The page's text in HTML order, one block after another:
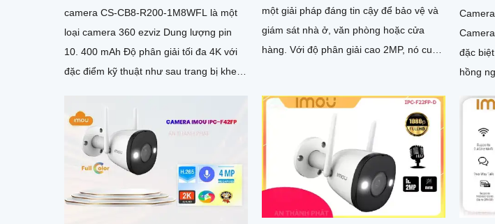
camera CS-CB8-R200-1M8WFL là một
loại camera 360 ezviz Dung lượng pin
10. 400 mAh Độ phân giải tối đa 4K với
đặc điểm kỹ thuật như sau trang bị khe
đến 512GB kết nối Wifi IP góc quay rộng
với ống kính 3
một giải pháp đáng tin cậy để bảo vệ và
giám sát nhà ở, văn phòng hoặc cửa
hàng. Với độ phân giải cao 2MP, nó cung
đặc
hồng ngoại